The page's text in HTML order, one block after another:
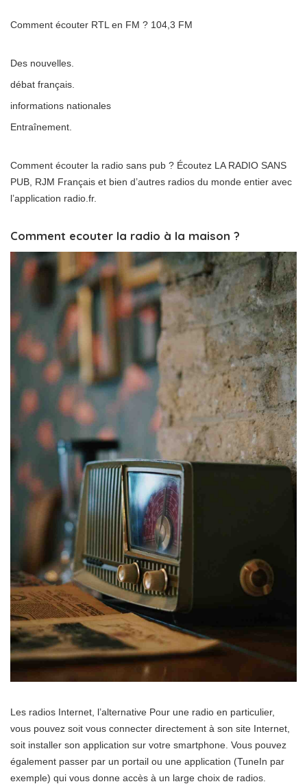
Comment écouter RTL en FM ? 104,3 FM
Des nouvelles.
débat français.
informations nationales
Entraînement.
Comment écouter la radio sans pub ? Écoutez LA RADIO SANS
PUB, RJM Français et bien d’autres radios du monde entier avec
l’application radio.fr.
Comment ecouter la radio à la maison ?
Les radios Internet, l’alternative Pour une radio en particulier,
vous pouvez soit vous connecter directement à son site Internet,
soit installer son application sur votre smartphone. Vous pouvez
également passer par un portail ou une application (TuneIn par
exemple) qui vous donne accès à un large choix de radios.